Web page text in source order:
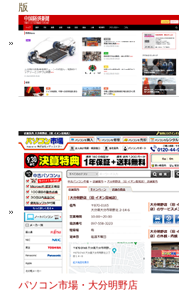
版
パソコン市場・大分明野店